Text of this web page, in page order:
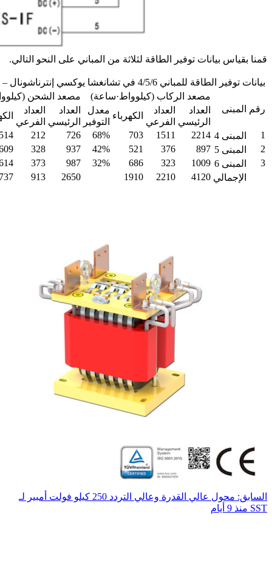
قمنا بقياس بيانات توفير الطاقة لثلاثة من المباني على النحو التالي.
بيانات توفير الطاقة للمباني 4/5/6 في تشانغشا يوكسي إنترناشونال – 6 مصاعد
رقم المبنى
مصعد الركاب (كيلوواط·ساعة)
مصعد الشحن
العداد
الرئيسي
العداد
الفرعي
الكهرباء
معدل
التوفير
العداد
الرئيسي
العداد
الفرعي
1
المبنى 4 2214
1511
703
68%
726
212
2
المبنى 5 897
376
521
42%
937
328
3
المبنى 6 1009
323
686
32%
987
373
الإجمالي 4120
2210
1910
2650
913
السابق: محول عالي القدرة وعالي التردد 250 كيلو فولت أمبير لـ
SST منذ 9 أيام